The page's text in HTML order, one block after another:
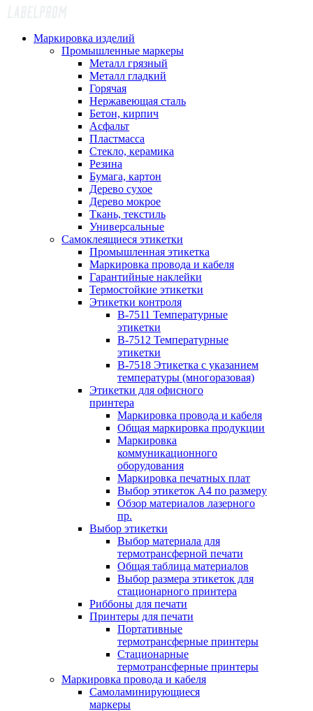
Маркировка изделий
Промышленные маркеры
Металл грязный
Металл гладкий
Горячая
Нержавеющая сталь
Бетон, кирпич
Асфальт
Пластмасса
Стекло, керамика
Резина
Бумага, картон
Дерево сухое
Дерево мокрое
Ткань, текстиль
Универсальные
Самоклеящиеся этикетки
Промышленная этикетка
Маркировка провода и кабеля
Гарантийные наклейки
Термостойкие этикетки
Этикетки контроля
B-7511 Температурные
этикетки
B-7512 Температурные
этикетки
B-7518 Этикетка с указанием
температуры (многоразовая)
Этикетки для офисного
принтера
Маркировка провода и кабеля
Общая маркировка продукции
Маркировка
коммуникационного
оборудования
Маркировка печатных плат
Выбор этикеток А4 по размеру
Обзор материалов лазерного
пр.
Выбор этикетки
Выбор материала для
термотрансферной печати
Общая таблица материалов
Выбор размера этикеток для
стационарного принтера
Риббоны для печати
Принтеры для печати
Портативные
термотрансферные принтеры
Стационарные
термотрансферные принтеры
Маркировка провода и кабеля
Самоламинирующиеся
маркеры